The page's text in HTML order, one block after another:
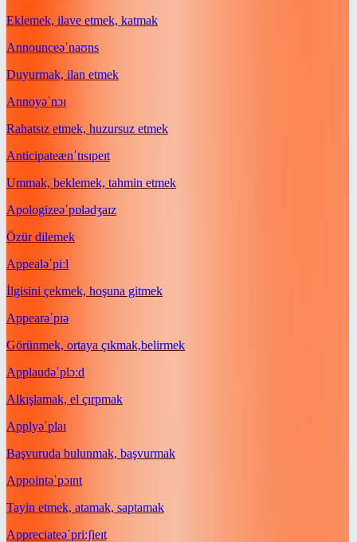
Eklemek, ilave etmek, katmak
Announceəˈnaʊns
Duyurmak, ilan etmek
Annoyəˈnɔɪ
Rahatsız etmek, huzursuz etmek
Anticipateænˈtɪsɪpeɪt
Ummak, beklemek, tahmin etmek
Apologizeəˈpɒlədʒaɪz
Özür dilemek
Appealəˈpiːl
İlgisini çekmek, hoşuna gitmek
Appearəˈpɪə
Görünmek, ortaya çıkmak,belirmek
Applaudəˈplɔːd
Alkışlamak, el çırpmak
Applyəˈplaɪ
Başvuruda bulunmak, başvurmak
Appointəˈpɔɪnt
Tayin etmek, atamak, saptamak
Appreciateəˈpriːʃieɪt